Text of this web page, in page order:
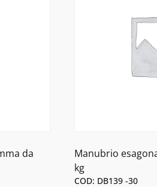
da
Manubrio
kg
COD: DB139 -30